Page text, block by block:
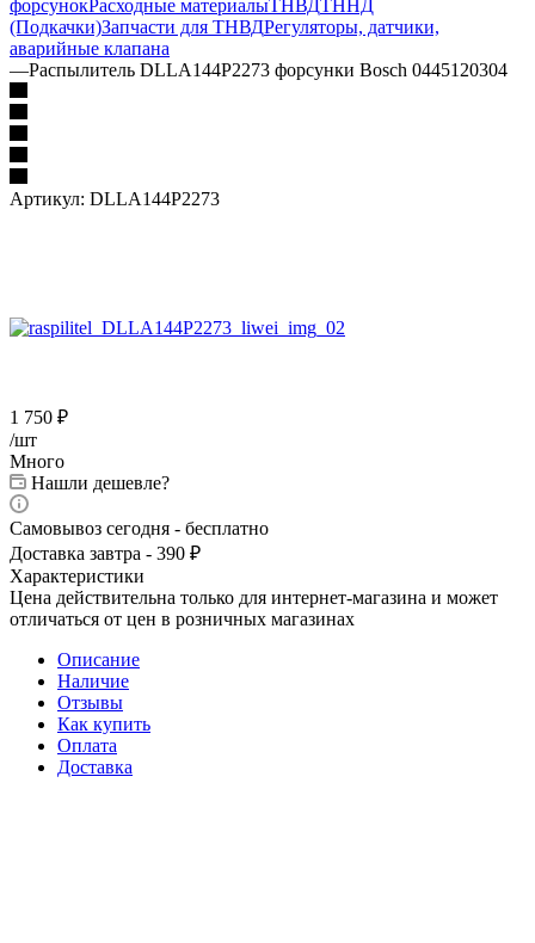
форсунокРасходные материалыТНВД ТННД
(Подкачки)Запчасти для ТНВДРегуляторы, датчики,
аварийные клапана
—Распылитель DLLA144P2273 форсунки Bosch 0445120304
Артикул: DLLA144P2273
1 750 ₽
/шт
Много
Нашли дешевле?
Самовывоз сегодня - бесплатно
Доставка завтра - 390 ₽
Характеристики
Цена действительна только для интернет-магазина и может
отличаться от цен в розничных магазинах
Описание
Наличие
Отзывы
Как купить
Оплата
Доставка